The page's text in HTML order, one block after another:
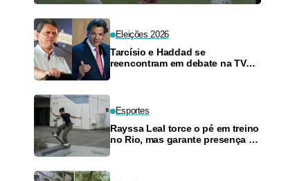
Eleições 2026
Tarcísio e Haddad se
reencontram em debate na TV
Esportes
Rayssa Leal torce o pé em treino
no Rio, mas garante presença no